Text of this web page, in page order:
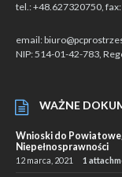
tel.: +48.627320750,
email:
NIP: 514-01-42-783,
WAŻNE
Wnioski do
Niepełnosprawności
12 marca, 2021 1